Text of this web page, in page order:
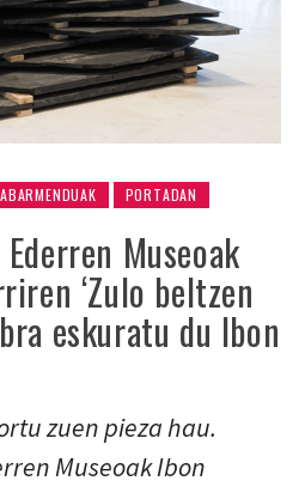
PORTADAN
Museoak
‘Zulo beltzen
eskuratu du Ibon
zuen pieza hau.
Museoak Ibon